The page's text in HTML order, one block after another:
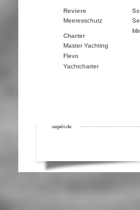
Reviere
Meeresschutz
Charter
Master Yachting
Flevo
Yachtcharter
segeln.de